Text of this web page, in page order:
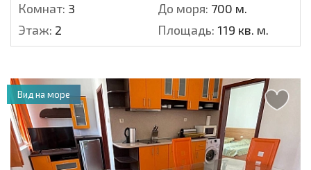
Комнат: 3 До моря: 700 м.
Этаж: 2 Площадь: 119 кв. м.
Вид на море